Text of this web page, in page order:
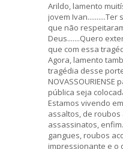
Arildo, lamento
jovem
que não
Deus.......Quero
que com essa
Agora, lamento
tragédia desse porte
pública seja
Estamos vivendo
assaltos, de
assassinatos,
gangues, roubos
impressionante e o